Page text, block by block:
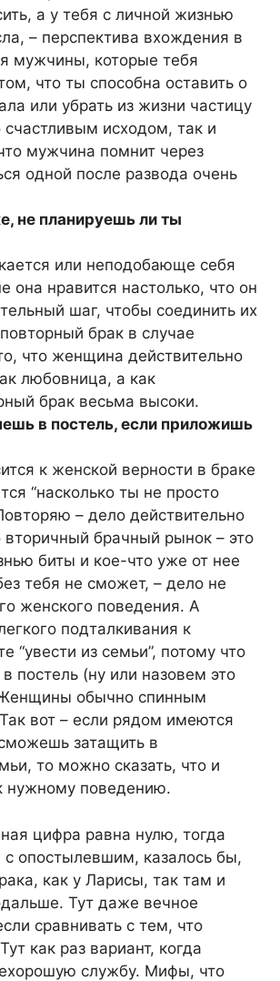
а у тебя с личной жизнью
– перспектива вхождения в
мужчины, которые тебя
что ты способна оставить о
или убрать из жизни частицу
исходом, так и
мужчина помнит через
одной после развода очень
не планируешь ли ты
или неподобающе себя
она нравится настолько, что он
шаг, чтобы соединить их
брак в случае
что женщина действительно
любовница, а как
брак весьма высоки.
в постель, если приложишь
к женской верности в браке
“насколько ты не просто
– дело действительно
брачный рынок – это
биты и кое-что уже от нее
тебя не сможет, – дело не
женского поведения. А
подталкивания к
“увести из семьи”, потому что
постель (ну или назовем это
Женщины обычно спинным
вот – если рядом имеются
затащить в
то можно сказать, что и
нужному поведению.
цифра равна нулю, тогда
опостылевшим, казалось бы,
как у Ларисы, так там и
Тут даже вечное
сравнивать с тем, что
как раз вариант, когда
службу. Мифы, что